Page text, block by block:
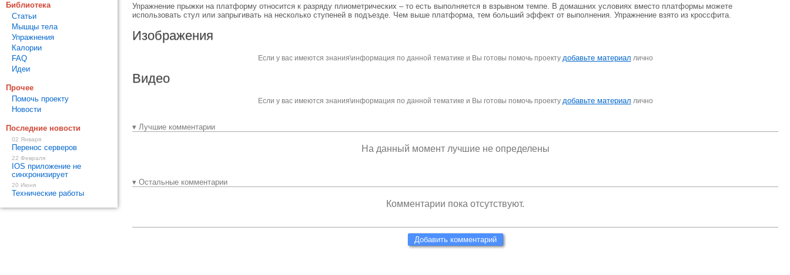
Упражнение прыжки на платформу относится к разряду плиометрических – то есть выполняется в взрывном темпе. В домашних условиях вместо платформы можете
использовать стул или запрыгивать на несколько ступеней в подъезде. Чем выше платформа, тем больший эффект от выполнения. Упражнение взято из кроссфита.
Изображения
Если у вас имеются знания\информация по данной тематике и Вы готовы помочь проекту добавьте материал лично
Видео
Если у вас имеются знания\информация по данной тематике и Вы готовы помочь проекту добавьте материал лично
▾ Лучшие комментарии
На данный момент лучшие не определены
▾ Остальные комментарии
Комментарии пока отсутствуют.
Добавить комментарий
Библиотека
Статьи
Мышцы тела
Упражнения
Калории
FAQ
Идеи
Прочее
Помочь проекту
Новости
Последние новости
02 Января
Перенос серверов
22 Февраля
IOS приложение не
синхронизирует
20 Июня
Технические работы